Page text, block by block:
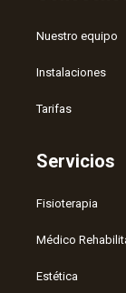
Nuestro equipo
Instalaciones
Tarifas
Servicios
Fisioterapia
Médico
Estética